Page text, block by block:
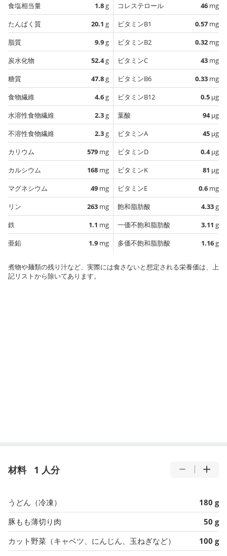
食塩相当量
1.8g
たんぱく質
20.1 g
脂質
9.9g
炭水化物
52.4g
糖質
47.8g
食物繊維
4.6g
水溶性食物繊維
2.3g
不溶性食物繊維
2.3g
カリウム
579 mg
カルシウム
168 mg
マグネシウム
49 mg
リン
263 mg
鉄
1.1 mg
亜鉛
1.9 mg
コレステロール
46 mg
ビタミンB1
0.57 mg
ビタミンB2
0.32 mg
ビタミンC
43 mg
ビタミンB6
0.33 mg
ビタミンB12
0.5 µg
葉酸
94µg
ビタミンA
45 µg
ビタミンD
0.4µg
ビタミンK
81 µg
ビタミンE
0.6 mg
飽和脂肪酸
4.33g
一価不飽和脂肪酸
3.11 g
多価不飽和脂肪酸
1.16g
煮物や麺類の残り汁など、実際には食さないと想定される栄養価は、上
記リストから除いてあります。
材料 1 人分
うどん（冷凍）
180 g
豚もも薄切り肉
50 g
カット野菜（キャベツ、にんじん、玉ねぎなど）
100 g